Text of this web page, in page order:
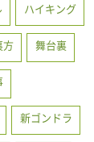
ハイキング
方 舞台裏
新ゴンドラ